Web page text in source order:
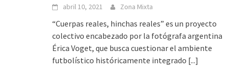
abril 10, 2021 Zona Mixta
“Cuerpas reales, hinchas reales” es un proyecto
colectivo encabezado por la fotógrafa argentina
Érica Voget, que busca cuestionar el ambiente
futbolístico históricamente integrado [...]